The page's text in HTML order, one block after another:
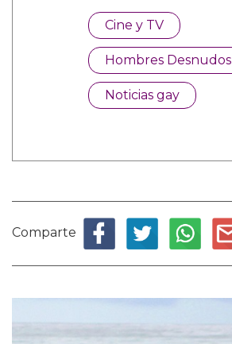
Cine y TV
Hombres Desnudos
Noticias gay
Comparte